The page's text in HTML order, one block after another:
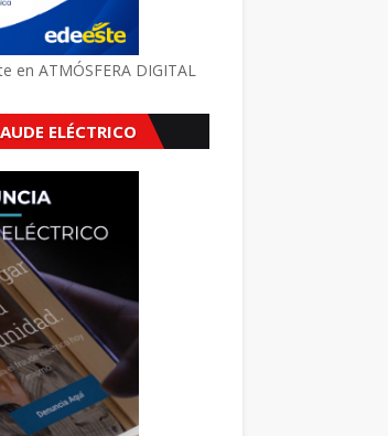
en ATMÓSFERA DIGITAL
ELÉCTRICO